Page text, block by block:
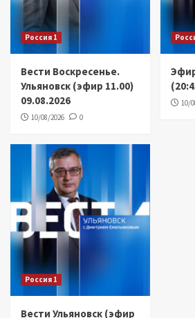
Россия 1
Вести Воскресенье.
Ульяновск (эфир 11.00)
09.08.2026
10/08/2026 0
10/
Россия 1
Вести Ульяновск (эфир